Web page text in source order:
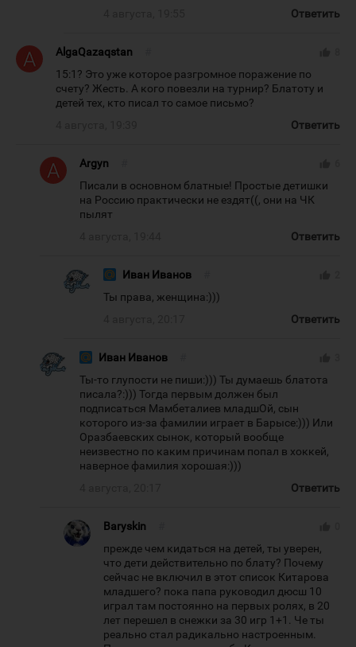
Ответить
AlgaQazaqstan
15:1? Это уже которое разгромное поражение по
счету? Жесть. А кого повезли на турнир? Блатоту и
детей тех, кто писал то самое письмо?
Ответить
Argyn
Писали в основном блатные! Простые детишки
на Россию практически не ездят((, они на ЧК
пылят
Ответить
Иван Иванов
Ты права, женщина:)))
Ответить
Иван Иванов
Ты-то глупости не пиши:))) Ты думаешь блатота
писала?:))) Тогда первым должен был
подписаться Мамбеталиев младшОй, сын
которого из-за фамилии играет в Барысе:))) Или
Оразбаевских сынок, который вообще
неизвестно по каким причинам попал в хоккей,
наверное фамилия хорошая:)))
Ответить
Baryskin
прежде чем кидаться на детей, ты уверен,
что дети действительно по блату? Почему
сейчас не включил в этот список Китарова
младшего? пока папа руководил дюсш 10
играл там постоянно на первых ролях, в 20
лет перешел в снежки за 30 игр 1+1. Че ты
реально стал радикально настроенным.